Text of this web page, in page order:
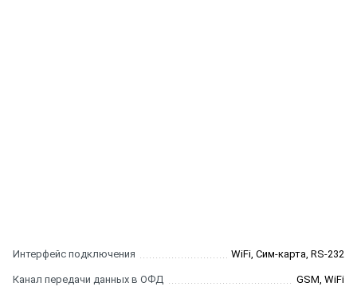
Интерфейс подключения WiFi, Сим-карта, RS-232
Канал передачи данных в ОФД GSM, WiFi